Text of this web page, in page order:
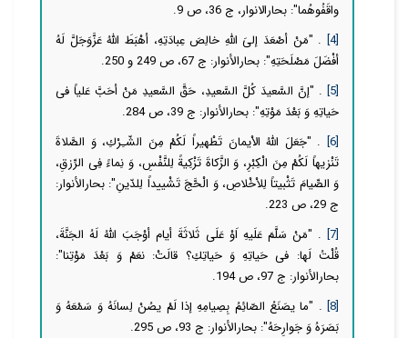
واقَفُوهُما": بحارالانوار، ج 36، ص 9.
[4] . "مَنْ أصْعَدَ إلىَ اللّهِ خالِصَ عِبادَتِهِ، أهْبَطَ اللّهُ عَزَّوَجَلَّ لَهُ
أفْضَلَ مَصْلَحَتِهِ": بحارالأنوار: ج 67، ص 249 و 250.
[5] . "إنَّ السَّعیدَ كُلَّ السَّعیدِ، حَقَّ السَّعیدِ مَنْ أحَبَّ عَلیاً فى
حَیاتِهِ وَ بَعْدَ مَوْتِهِ": بحارالأنوار: ج 39، ص 284.
[6] . "جَعَلَ اللّهُ الاْیمانَ تَطْهیراً لَكُمْ مِنَ الشّـِرْكِ، وَ الصَّلاةَ
تَنْزیهاً لَكُمْ مِنَ الْكِبْرِ، وَ الزَّكاةَ تَزْكِیةً لِلنَّفْسِ، وَ نِماءً فِى الرِّزقِ،
وَ الصِّیامَ تَثْبیتاً لِلاْخْلاصِ، وَ الْحَّجَ تَشْییداً لِلدّینِ": بحارالأنوار:
ج 29، ص 223.
[7] . "مَنْ سَلَّمَ عَلَیهِ اَوْ عَلَی ثَلاثَةَ أیام أوْجَبَ اللّهُ لَهُ الجَنَّةَ،
قُلْتُ لَها: فى حَیاتِهِ وَ حَیاتِكِ؟ قالَتْ: نعَمْ وَ بَعْدَ مَوْتِنا":
بحارالأنوار: ج 97، ص 194.
[8] . "ما یصَنَعُ الصّائِمُ بِصِیامِهِ إذا لَمْ یصُنْ لِسانَهُ وَ سَمْعَهُ وَ
بَصَرَهُ وَ جَوارِحَهُ": بحارالأنوار: ج 93، ص 295.